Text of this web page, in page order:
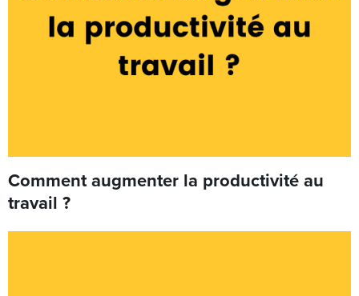
Comment augmenter la productivité au
travail ?